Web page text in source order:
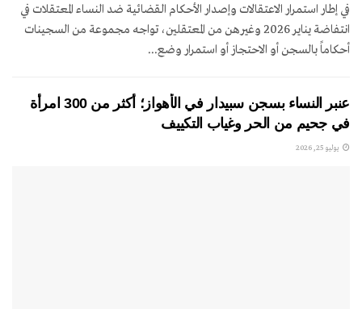
في إطار استمرار الاعتقالات وإصدار الأحكام القضائية ضد النساء المعتقلات في
انتفاضة يناير 2026 وغيرهن من المعتقلين، تواجه مجموعة من السجينات
أحكاماً بالسجن أو الاحتجاز أو استمرار وضع...
عنبر النساء بسجن سبيدار في الأهواز؛ أكثر من 300 امرأة
في جحيم من الحر وغياب التكييف
يوليو 25, 2026